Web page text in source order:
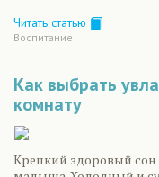
Читать статью
Воспитание
Как выбрать
комнату
Крепкий здоровый сон